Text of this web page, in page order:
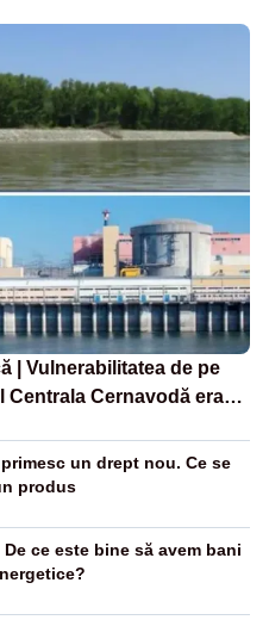
| Vulnerabilitatea de pe
Centrala Cernavodă era
un drept nou. Ce se
produs
ce este bine să avem bani